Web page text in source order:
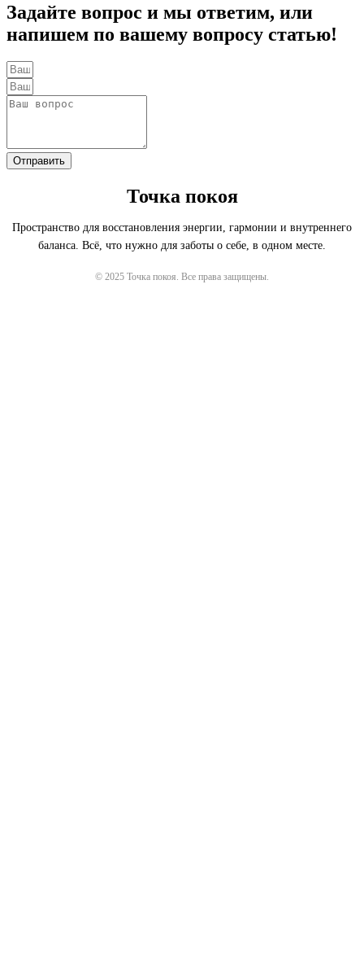
Задайте вопрос и мы ответим, или
напишем по вашему вопросу статью!
Отправить
Точка покоя
Пространство для восстановления энергии, гармонии и внутреннего
баланса. Всё, что нужно для заботы о себе, в одном месте.
© 2025 Точка покоя. Все права защищены.